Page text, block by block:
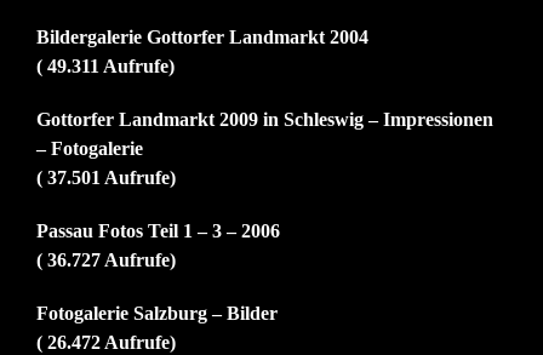
Bildergalerie Gottorfer Landmarkt 2004
( 49.311 Aufrufe)
Gottorfer Landmarkt 2009 in Schleswig – Impressionen
– Fotogalerie
( 37.501 Aufrufe)
Passau Fotos Teil 1 – 3 – 2006
( 36.727 Aufrufe)
Fotogalerie Salzburg – Bilder
( 26.472 Aufrufe)